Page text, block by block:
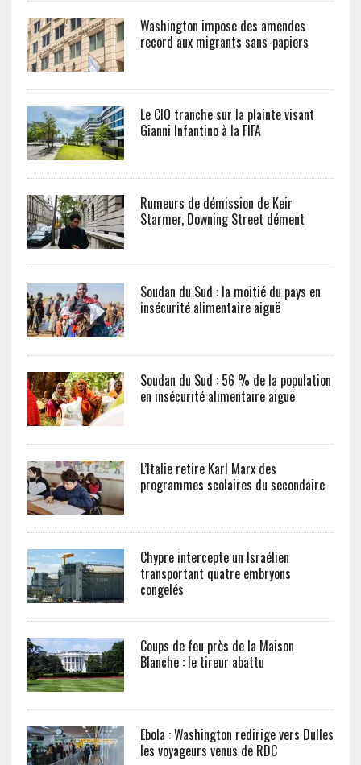
Washington impose des amendes
record aux migrants sans-papiers
Le CIO tranche sur la plainte visant
Gianni Infantino à la FIFA
Rumeurs de démission de Keir
Starmer, Downing Street dément
Soudan du Sud : la moitié du pays en
insécurité alimentaire aiguë
Soudan du Sud : 56 % de la population
en insécurité alimentaire aiguë
L’Italie retire Karl Marx des
programmes scolaires du secondaire
Chypre intercepte un Israélien
transportant quatre embryons
congelés
Coups de feu près de la Maison
Blanche : le tireur abattu
Ebola : Washington redirige vers Dulles
les voyageurs venus de RDC